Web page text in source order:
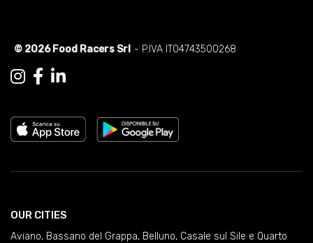
© 2026 Food Racers Srl - P.IVA IT04743500268
OUR CITIES
Aviano, Bassano del Grappa, Belluno, Casale sul Sile e Quarto